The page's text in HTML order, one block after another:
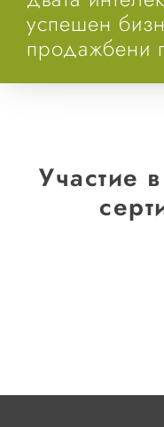
успешен
продажбени
Участие